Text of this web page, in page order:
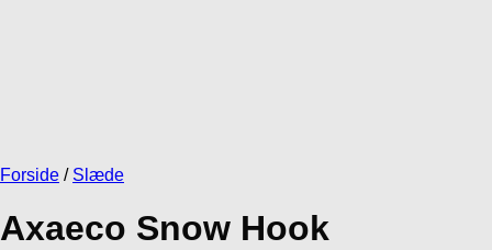
MR Koppel SML
439,00kr
32,95kr
Forside / Slæde
Axaeco Snow Hook